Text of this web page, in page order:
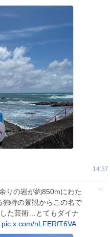
14:37
りの岩が約850mにわた
独特の景観からこの名で
た芸術…とてもダイナ
pic.x.com/nLFERfT6VA